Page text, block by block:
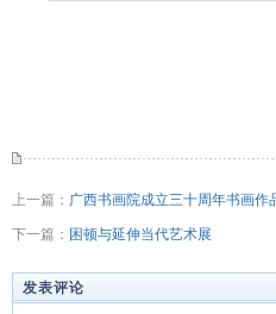
上一篇： 广西书画院成立三十周年书画作
下一篇： 困顿与延伸当代艺术展
发表评论